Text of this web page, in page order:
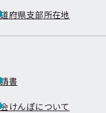
府県支部所在地
書
けんぽについて